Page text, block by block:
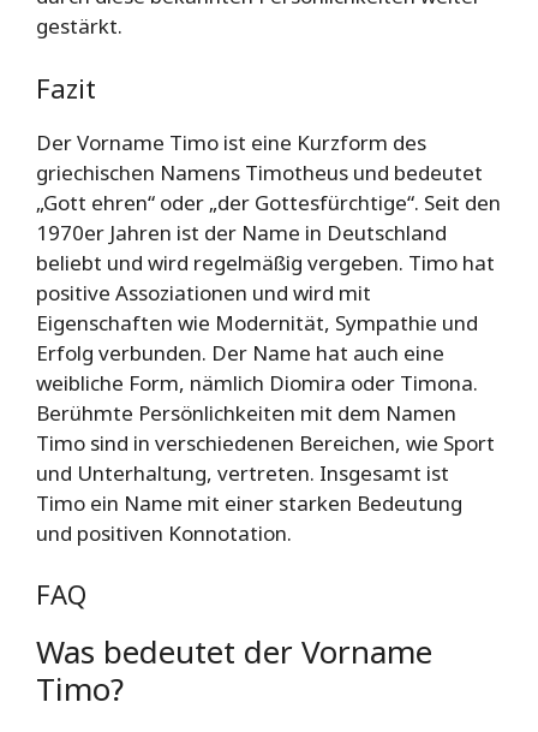
gestärkt.
Fazit
Der Vorname Timo ist eine Kurzform des
griechischen Namens Timotheus und bedeutet
„Gott ehren“ oder „der Gottesfürchtige“. Seit den
1970er Jahren ist der Name in Deutschland
beliebt und wird regelmäßig vergeben. Timo hat
positive Assoziationen und wird mit
Eigenschaften wie Modernität, Sympathie und
Erfolg verbunden. Der Name hat auch eine
weibliche Form, nämlich Diomira oder Timona.
Berühmte Persönlichkeiten mit dem Namen
Timo sind in verschiedenen Bereichen, wie Sport
und Unterhaltung, vertreten. Insgesamt ist
Timo ein Name mit einer starken Bedeutung
und positiven Konnotation.
FAQ
Was bedeutet der Vorname
Timo?